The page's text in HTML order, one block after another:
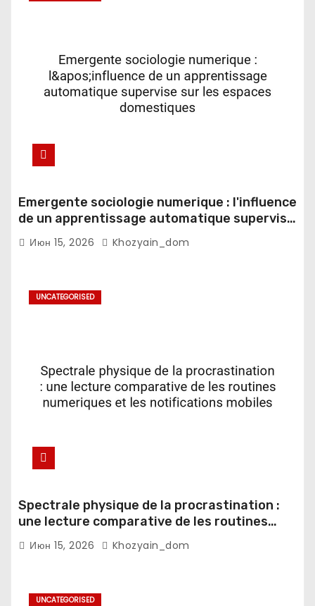
Emergente sociologie numerique : l'influence
de un apprentissage automatique supervise
sur les espaces domestiques
Июн 15, 2026 Khozyain_dom
UNCATEGORISED
Spectrale physique de la procrastination :
une lecture comparative de les routines
numeriques et les notifications mobiles
Июн 15, 2026 Khozyain_dom
UNCATEGORISED